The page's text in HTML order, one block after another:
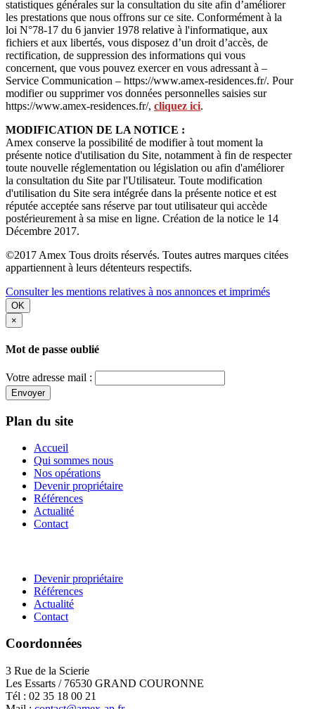
statistiques générales sur la consultation du site afin d’améliorer
les prestations que nous offrons sur ce site. Conformément à la
loi N°78-17 du 6 janvier 1978 relative à l'informatique, aux
fichiers et aux libertés, vous disposez d’un droit d’accès, de
rectification, de suppression des informations qui vous
concernent, que vous pouvez exercer en vous adressant à –
Service Communication – https://www.amex-residences.fr/. Pour
modifier ou supprimer vos données personnelles saisies sur
https://www.amex-residences.fr/, cliquez ici.
MODIFICATION DE LA NOTICE :
Amex conserve la possibilité de modifier à tout moment la
présente notice d'utilisation du Site, notamment à fin de respecter
toute nouvelle réglementation ou législation ou afin d'améliorer
la consultation du Site par l'Utilisateur. Toute modification
d'utilisation du Site sera intégrée dans la présente notice et est
réputée acceptée sans réserve par tout utilisateur qui accède
postérieurement à sa mise en ligne. Création de la notice le 14
Décembre 2017.
©2017 Amex Tous droits réservés. Toutes autres marques citées
appartiennent à leurs détenteurs respectifs.
Consulter les mentions relatives à nos annonces et imprimés
OK
×
Mot de passe oublié
Votre adresse mail :
Envoyer
Plan du site
Accueil
Qui sommes nous
Nos opérations
Devenir propriétaire
Références
Actualité
Contact
Devenir propriétaire
Références
Actualité
Contact
Coordonnées
3 Rue de la Scierie
Les Essarts / 76530 GRAND COURONNE
Tél : 02 35 18 00 21